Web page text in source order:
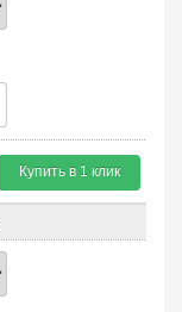
Купить в 1 клик